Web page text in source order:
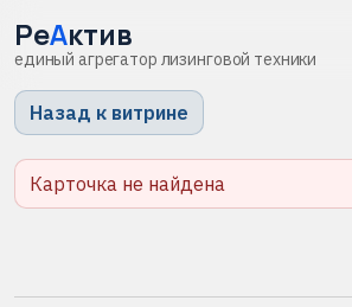
РеАктив
единый агрегатор лизинговой техники
Назад к витрине
Карточка не найдена